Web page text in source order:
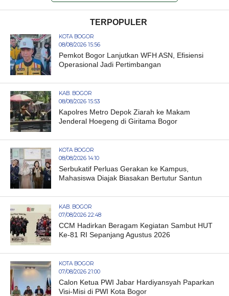
TERPOPULER
KOTA BOGOR
08/08/2026 15:56
Pemkot Bogor Lanjutkan WFH ASN, Efisiensi
Operasional Jadi Pertimbangan
KAB. BOGOR
08/08/2026 15:53
Kapolres Metro Depok Ziarah ke Makam
Jenderal Hoegeng di Giritama Bogor
KOTA BOGOR
08/08/2026 14:10
Serbukatif Perluas Gerakan ke Kampus,
Mahasiswa Diajak Biasakan Bertutur Santun
KAB. BOGOR
07/08/2026 22:48
CCM Hadirkan Beragam Kegiatan Sambut HUT
Ke-81 RI Sepanjang Agustus 2026
KOTA BOGOR
07/08/2026 21:00
Calon Ketua PWI Jabar Hardiyansyah Paparkan
Visi-Misi di PWI Kota Bogor